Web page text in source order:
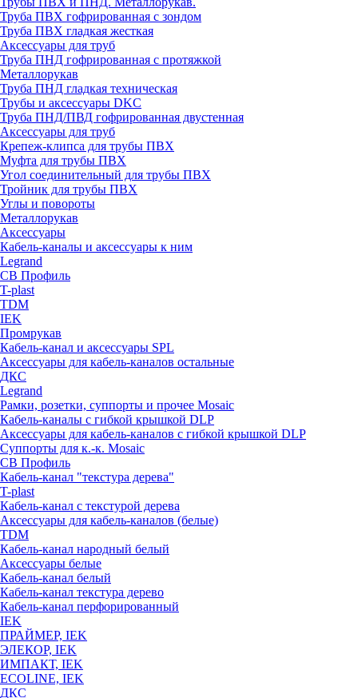
Труба ПВХ гофрированная с зондом
Труба ПВХ гладкая жесткая
Аксессуары для труб
Труба ПНД гофрированная с протяжкой
Металлорукав
Труба ПНД гладкая техническая
Трубы и аксессуары DKC
Труба ПНД/ПВД гофрированная двустенная
Аксессуары для труб
Крепеж-клипса для трубы ПВХ
Муфта для трубы ПВХ
Угол соединительный для трубы ПВХ
Тройник для трубы ПВХ
Углы и повороты
Металлорукав
Аксессуары
Кабель-каналы и аксессуары к ним
Legrand
СВ Профиль
T-plast
TDM
IEK
Промрукав
Кабель-канал и аксессуары SPL
Аксессуары для кабель-каналов остальные
ДКС
Legrand
Рамки, розетки, суппорты и прочее Mosaic
Кабель-каналы с гибкой крышкой DLP
Аксессуары для кабель-каналов с гибкой крышкой DLP
Суппорты для к.-к. Mosaic
СВ Профиль
Кабель-канал "текстура дерева"
T-plast
Кабель-канал с текстурой дерева
Аксессуары для кабель-каналов (белые)
TDM
Кабель-канал народный белый
Аксессуары белые
Кабель-канал белый
Кабель-канал текстура дерево
Кабель-канал перфорированный
IEK
ПРАЙМЕР, IEK
ЭЛЕКОР, IEK
ИМПАКТ, IEK
ECOLINE, IEK
ДКС